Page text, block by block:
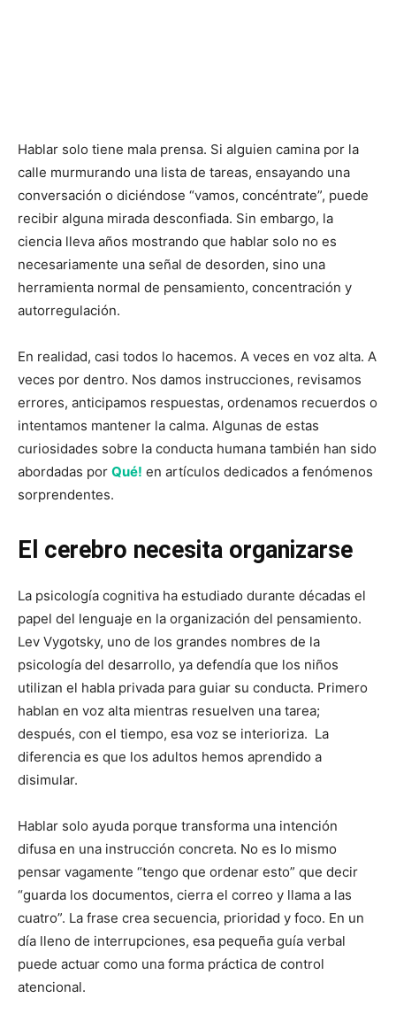
Hablar solo tiene mala prensa. Si alguien camina por la
calle murmurando una lista de tareas, ensayando una
conversación o diciéndose “vamos, concéntrate”, puede
recibir alguna mirada desconfiada. Sin embargo, la
ciencia lleva años mostrando que hablar solo no es
necesariamente una señal de desorden, sino una
herramienta normal de pensamiento, concentración y
autorregulación.
En realidad, casi todos lo hacemos. A veces en voz alta. A
veces por dentro. Nos damos instrucciones, revisamos
errores, anticipamos respuestas, ordenamos recuerdos o
intentamos mantener la calma. Algunas de estas
curiosidades sobre la conducta humana también han sido
abordadas por Qué! en artículos dedicados a fenómenos
sorprendentes.
El cerebro necesita organizarse
La psicología cognitiva ha estudiado durante décadas el
papel del lenguaje en la organización del pensamiento.
Lev Vygotsky, uno de los grandes nombres de la
psicología del desarrollo, ya defendía que los niños
utilizan el habla privada para guiar su conducta. Primero
hablan en voz alta mientras resuelven una tarea;
después, con el tiempo, esa voz se interioriza. La
diferencia es que los adultos hemos aprendido a
disimular.
Hablar solo ayuda porque transforma una intención
difusa en una instrucción concreta. No es lo mismo
pensar vagamente “tengo que ordenar esto” que decir
“guarda los documentos, cierra el correo y llama a las
cuatro”. La frase crea secuencia, prioridad y foco. En un
día lleno de interrupciones, esa pequeña guía verbal
puede actuar como una forma práctica de control
atencional.